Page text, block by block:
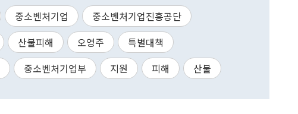
중소벤처기업
중소벤처기업진흥공단
산불피해 오영주
특별대책
중소벤처기업부 지원 피해 산불